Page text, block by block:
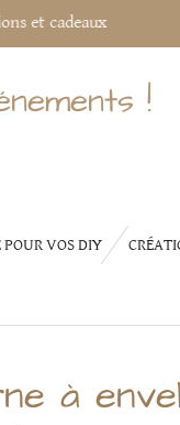
et cadeaux
!
POUR VOS DIY
à